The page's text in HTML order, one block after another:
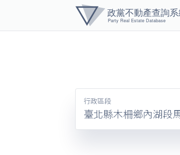
行政區段
臺北縣木柵鄉內湖段